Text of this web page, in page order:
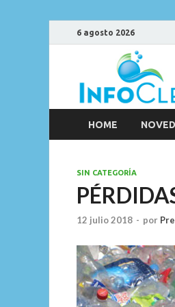
6 agosto 2026
HOME
SIN CATEGORÍA
12 julio 2018 - por